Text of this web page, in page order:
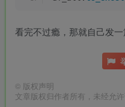
看完不过瘾，那就自己发一
© 版权声明
文章版权归作者所有，未经允许